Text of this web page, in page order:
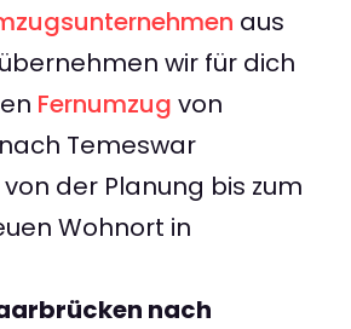
aus
wir für dich
Fernumzug von
Temeswar
der Planung bis zum
Wohnort in
nach